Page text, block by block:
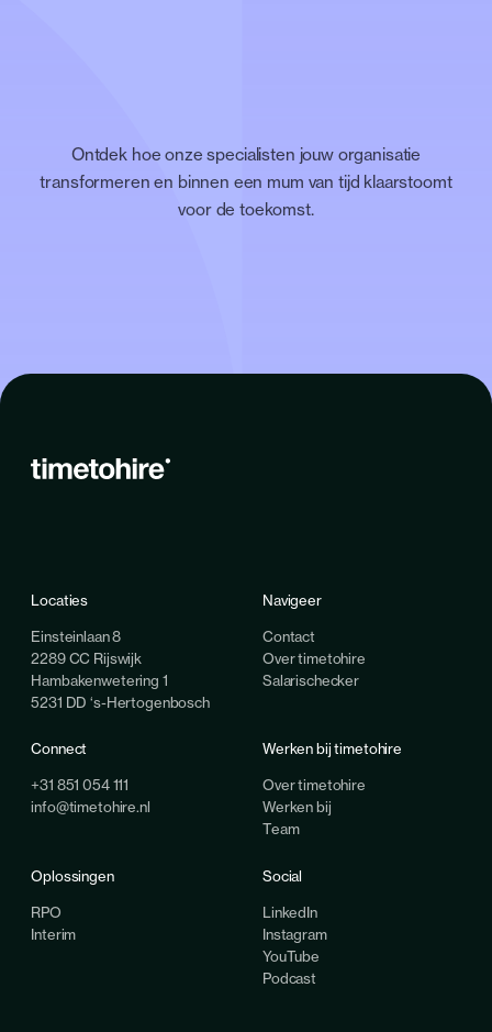
Ontdek hoe onze specialisten jouw organisatie
transformeren en binnen een mum van tijd klaarstoomt
voor de toekomst.
Locaties
Einsteinlaan 8
2289 CC Rijswijk
Hambakenwetering 1
5231 DD ‘s-Hertogenbosch
Navigeer
Contact
Over timetohire
Salarischecker
Connect
+31 851 054 111
info@timetohire.nl
Werken bij timetohire
Over timetohire
Werken bij
Team
Oplossingen
RPO
Interim
Social
LinkedIn
Instagram
YouTube
Podcast